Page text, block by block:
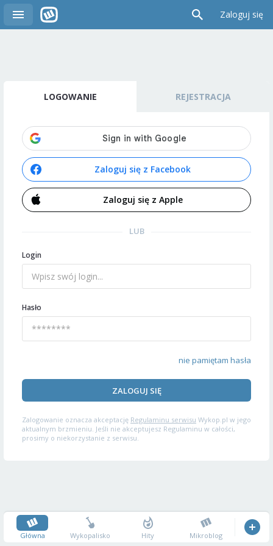
Zaloguj się
LOGOWANIE REJESTRACJA
Zaloguj się z Facebook
Zaloguj się z Apple
LUB
Login
Hasło
nie pamiętam hasła
ZALOGUJ SIĘ
Zalogowanie oznacza akceptację Regulaminu serwisu Wykop.pl w jego
aktualnym brzmieniu. Jeśli nie akceptujesz Regulaminu w całości,
prosimy o niekorzystanie z serwisu.
Główna Wykopalisko Hity Mikroblog